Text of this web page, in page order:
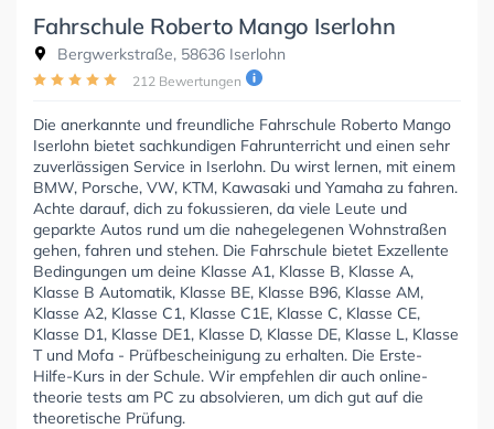
Fahrschule Roberto Mango Iserlohn
Bergwerkstraße, 58636 Iserlohn
212 Bewertungen
Die anerkannte und freundliche Fahrschule Roberto Mango
Iserlohn bietet sachkundigen Fahrunterricht und einen sehr
zuverlässigen Service in Iserlohn. Du wirst lernen, mit einem
BMW, Porsche, VW, KTM, Kawasaki und Yamaha zu fahren.
Achte darauf, dich zu fokussieren, da viele Leute und
geparkte Autos rund um die nahegelegenen Wohnstraßen
gehen, fahren und stehen. Die Fahrschule bietet Exzellente
Bedingungen um deine Klasse A1, Klasse B, Klasse A,
Klasse B Automatik, Klasse BE, Klasse B96, Klasse AM,
Klasse A2, Klasse C1, Klasse C1E, Klasse C, Klasse CE,
Klasse D1, Klasse DE1, Klasse D, Klasse DE, Klasse L, Klasse
T und Mofa - Prüfbescheinigung zu erhalten. Die Erste-
Hilfe-Kurs in der Schule. Wir empfehlen dir auch online-
theorie tests am PC zu absolvieren, um dich gut auf die
theoretische Prüfung.